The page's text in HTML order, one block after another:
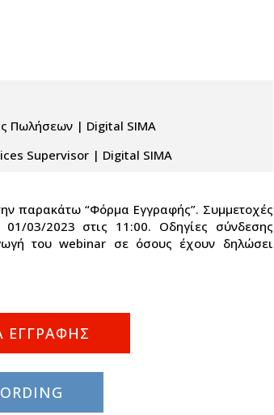
Πωλήσεων | Digital SIMA
Supervisor | Digital SIMA
παρακάτω “Φόρμα Εγγραφής”. Συμμετοχές
03/2023 στις 11:00. Οδηγίες σύνδεσης
του webinar σε όσους έχουν δηλώσει